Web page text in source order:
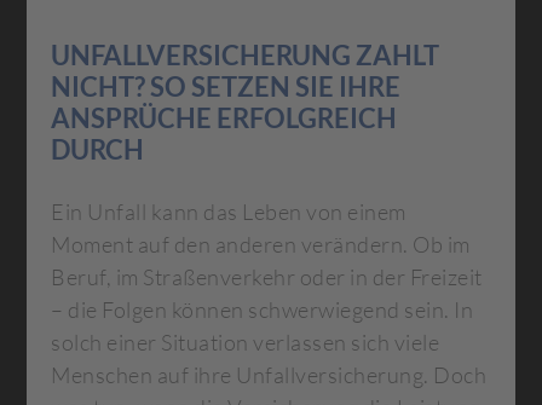
UNFALLVERSICHERUNG ZAHLT
NICHT? SO SETZEN SIE IHRE
ANSPRÜCHE ERFOLGREICH
DURCH
Ein Unfall kann das Leben von einem
Moment auf den anderen verändern. Ob im
Beruf, im Straßenverkehr oder in der Freizeit
– die Folgen können schwerwiegend sein. In
solch einer Situation verlassen sich viele
Menschen auf ihre Unfallversicherung. Doch